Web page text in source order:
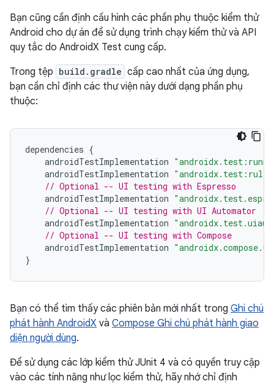
Bạn cũng cần định cấu hình các phần phụ thuộc kiểm thử
Android cho dự án để sử dụng trình chạy kiểm thử và API
quy tắc do AndroidX Test cung cấp.
Trong tệp build.gradle cấp cao nhất của ứng dụng,
bạn cần chỉ định các thư viện này dưới dạng phần phụ
thuộc:
dependencies {
androidTestImplementation
androidTestImplementation
// Optional -- UI testing with Espresso
androidTestImplementation
// Optional -- UI testing with UI Automator
androidTestImplementation
// Optional -- UI testing with Compose
androidTestImplementation
}
Bạn có thể tìm thấy các phiên bản mới nhất trong Ghi chú
phát hành AndroidX và Compose Ghi chú phát hành giao
diện người dùng.
Để sử dụng các lớp kiểm thử JUnit 4 và có quyền truy cập
vào các tính năng như lọc kiểm thử, hãy nhớ chỉ định